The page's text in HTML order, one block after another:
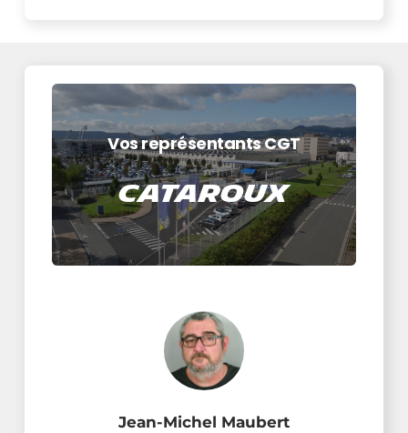
Jean-Michel Maubert
Vos représentants CGT
Cataroux